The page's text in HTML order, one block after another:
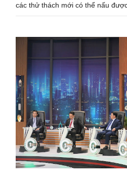
các thử thách mới có thể nấu